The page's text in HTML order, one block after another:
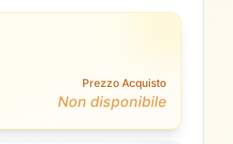
Prezzo Acquisto
Non disponibile